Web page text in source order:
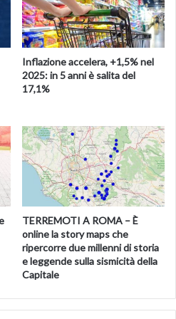
famiglia
Inflazione accelera, +1,5% nel
2025: in 5 anni è salita del
17,1%
TERREMOTI A ROMA – È
online la story maps che
ripercorre due millenni di storia
e leggende sulla sismicità della
Capitale